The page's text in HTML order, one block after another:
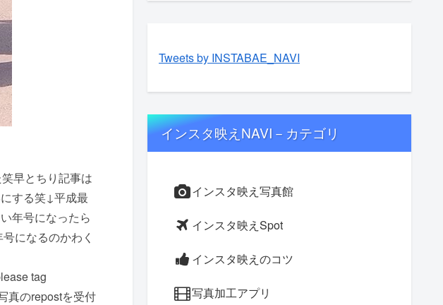
早とちり記事は
する笑↓平成最
年号になったら
になるのかわく
tag
のrepostを受付
Tweets by INSTABAE_NAVI
インスタ映えNAVI－カテゴリ
インスタ映え写真館
インスタ映えSpot
インスタ映えのコツ
写真加工アプリ